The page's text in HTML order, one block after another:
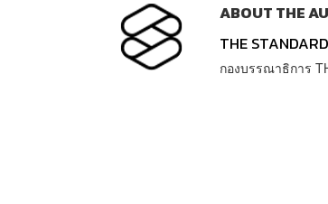
ABOUT THE
THE
กองบรรณาธิการ